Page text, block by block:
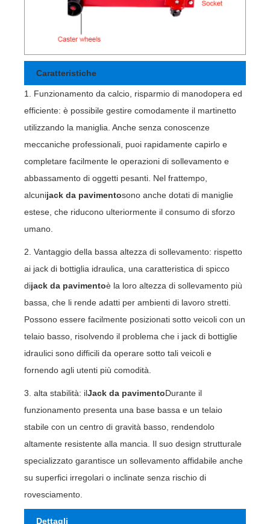
Caratteristiche
1. Funzionamento da calcio, risparmio di manodopera ed
efficiente: è possibile gestire comodamente il martinetto
utilizzando la maniglia. Anche senza conoscenze
meccaniche professionali, puoi rapidamente capirlo e
completare facilmente le operazioni di sollevamento e
abbassamento di oggetti pesanti. Nel frattempo,
alcunijack da pavimentosono anche dotati di maniglie
estese, che riducono ulteriormente il consumo di sforzo
umano.
2. Vantaggio della bassa altezza di sollevamento: rispetto
ai jack di bottiglia idraulica, una caratteristica di spicco
dijack da pavimentoè la loro altezza di sollevamento più
bassa, che li rende adatti per ambienti di lavoro stretti.
Possono essere facilmente posizionati sotto veicoli con un
telaio basso, risolvendo il problema che i jack di bottiglie
idraulici sono difficili da operare sotto tali veicoli e
fornendo agli utenti più comodità.
3. alta stabilità: ilJack da pavimentoDurante il
funzionamento presenta una base bassa e un telaio
stabile con un centro di gravità basso, rendendolo
altamente resistente alla mancia. Il suo design strutturale
specializzato garantisce un sollevamento affidabile anche
su superfici irregolari o inclinate senza rischio di
rovesciamento.
Dettagli